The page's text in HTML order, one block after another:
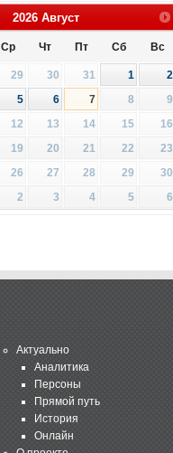
2026 Август
Ср Чт Пт Сб Вс
29 30 31 1
2
5 6 7 8
9
12 13 14 15
16
19 20 21 22
23
26 27 28 29
30
2 3 4 5 6
Актуально
Аналитика
Персоны
Прямой путь
История
Онлайн